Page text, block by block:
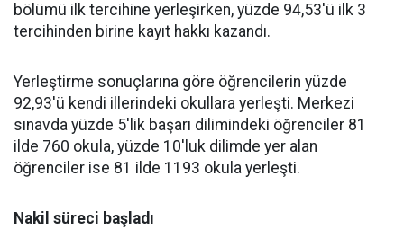
bölümü ilk tercihine yerleşirken, yüzde 94,53'ü ilk 3
tercihinden birine kayıt hakkı kazandı.
Yerleştirme sonuçlarına göre öğrencilerin yüzde
92,93'ü kendi illerindeki okullara yerleşti. Merkezi
sınavda yüzde 5'lik başarı dilimindeki öğrenciler 81
ilde 760 okula, yüzde 10'luk dilimde yer alan
öğrenciler ise 81 ilde 1193 okula yerleşti.
Nakil süreci başladı